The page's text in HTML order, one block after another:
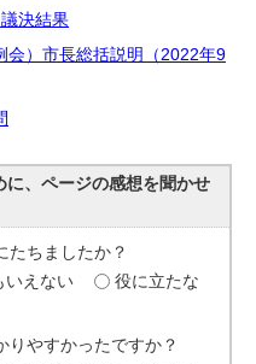
決結果
会）市長総括説明（2022年9
に、ページの感想を聞かせ
たちましたか？
いえない
役に立たな
りやすかったですか？